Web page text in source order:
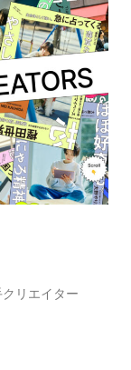
リエイター